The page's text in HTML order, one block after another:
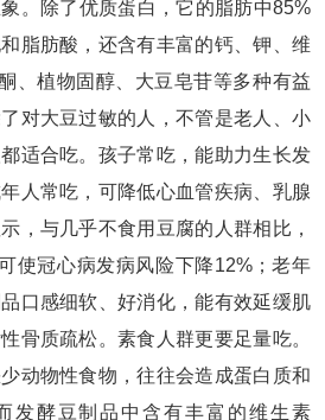
。除了优质蛋白，它的脂肪中85%
脂肪酸，还含有丰富的钙、钾、维
、植物固醇、大豆皂苷等多种有益
对大豆过敏的人，不管是老人、小
适合吃。孩子常吃，能助力生长发
人常吃，可降低心血管疾病、乳腺
，与几乎不食用豆腐的人群相比，
使冠心病发病风险下降12%；老年
口感细软、好消化，能有效延缓肌
骨质疏松。素食人群更要足量吃。
动物性食物，往往会造成蛋白质和
发酵豆制品中含有丰富的维生素